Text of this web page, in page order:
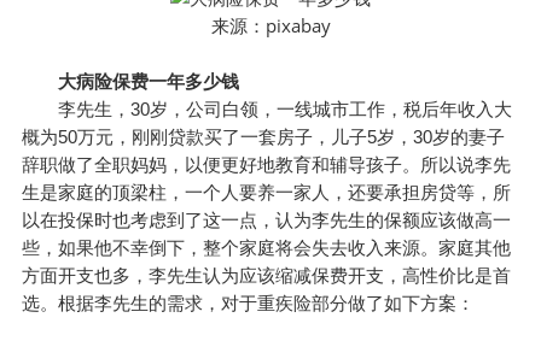
来源： pixabay
大病险保费一年多少钱
李先生，30岁，公司白领，一线城市工作，税后年收入大
概为50万元，刚刚贷款买了一套房子，儿子5岁，30岁的妻子
辞职做了全职妈妈，以便更好地教育和辅导孩子。所以说李先
生是家庭的顶梁柱，一个人要养一家人，还要承担房贷等，所
以在投保时也考虑到了这一点，认为李先生的保额应该做高一
些，如果他不幸倒下，整个家庭将会失去收入来源。家庭其他
方面开支也多，李先生认为应该缩减保费开支，高性价比是首
选。根据李先生的需求，对于重疾险部分做了如下方案：